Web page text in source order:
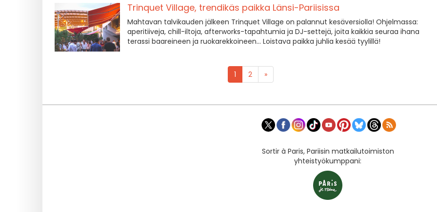
Trinquet Village, trendikäs paikka Länsi-Pariisissa
Mahtavan talvikauden jälkeen Trinquet Village on palannut kesäversiolla! Ohjelmassa:
aperitiiveja, chill-iltoja, afterworks-tapahtumia ja DJ-settejä, joita kaikkia seuraa ihana
terassi baareineen ja ruokarekkoineen... Loistava paikka juhlia kesää tyylillä!
1 2 »
Sortir à Paris, Pariisin matkailutoimiston
yhteistyökumppani: